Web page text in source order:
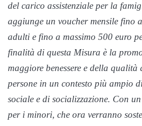
del carico assistenziale per la
aggiunge un voucher mensile fino
adulti e fino a massimo 500 euro
finalità di questa Misura è la
maggiore benessere e della qualità
persone in un contesto più ampio
sociale e di socializzazione. Con
per i minori, che ora verranno